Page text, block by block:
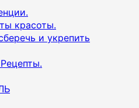
красоты.
и укрепить